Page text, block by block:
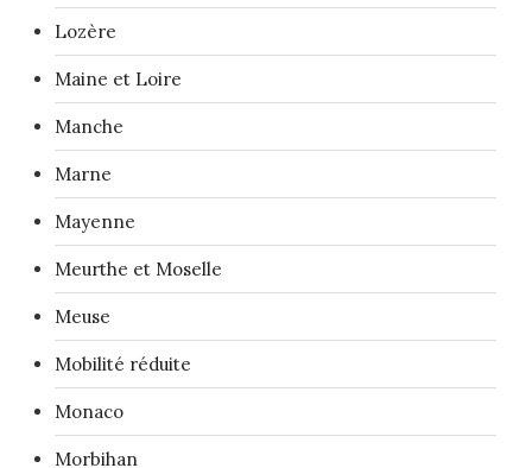
Lozère
Maine et Loire
Manche
Marne
Mayenne
Meurthe et Moselle
Meuse
Mobilité réduite
Monaco
Morbihan